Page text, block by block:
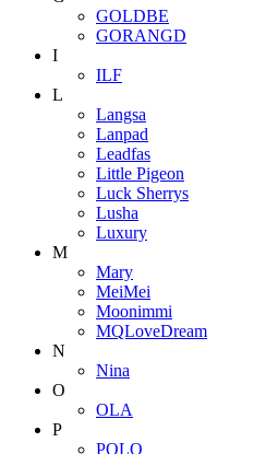
GOLDBE
GORANGD
I
ILF
L
Langsa
Lanpad
Leadfas
Little Pigeon
Luck Sherrys
Lusha
Luxury
M
Mary
MeiMei
Moonimmi
MQLoveDream
N
Nina
O
OLA
P
POLO